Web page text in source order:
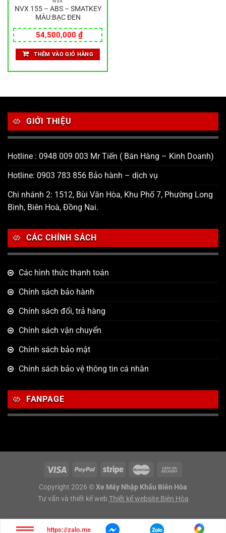
NVX 155 – ABS – SMATKEY
MÀU:BẠC ĐEN
54,500,000 ₫
THÊM VÀO GIỎ HÀNG
GIỚI THIỆU
Hotline : 0948 009 003 Mr Tiến ( Bán Hàng – Kinh Doanh)
Hotline: 0903 783 856 Bảo hành – dịch vụ
Chi nhánh 2: 1512, Bùi Văn Hòa, Khu Phố 7, Phường Long
Bình, Biên Hoà, Đồng Nai.
CÁC CHÍNH SÁCH
Các hình thức thanh toán
Chính sách bảo hành
Chính sách đổi, trả hàng
Chính sách vận chuyển
Chính sách bảo mật
Chính sách bảo vệ thông tin cá nhân
FANPAGE
Copyright 2026 © Xe Máy Nhập Khẩu Biên Hòa
Tư vấn và thiết kế web Thiết kế website Biên Hòa
https://zalo.me/g/sjwsco848